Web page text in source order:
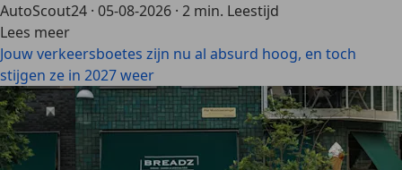
AutoScout24 · 05-08-2026 · 2 min. Leestijd
Lees meer
Jouw verkeersboetes zijn nu al absurd hoog, en toch
stijgen ze in 2027 weer